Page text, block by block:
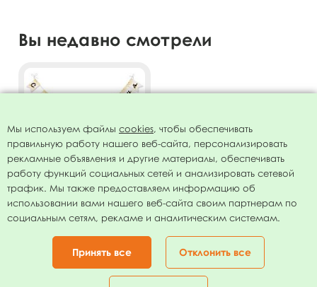
Вы недавно смотрели
Гирлянда флажки С Днем
Рождения Звездопад 250см
133.00руб.
Мы используем файлы cookies, чтобы обеспечивать
правильную работу нашего веб-сайта, персонализировать
рекламные объявления и другие материалы, обеспечивать
работу функций социальных сетей и анализировать сетевой
трафик. Мы также предоставляем информацию об
использовании вами нашего веб-сайта своим партнерам по
социальным сетям, рекламе и аналитическим системам.
Принять все Отклонить все